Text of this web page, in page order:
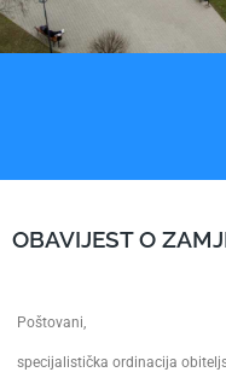
OBAVIJEST O
Poštovani,
specijalistička ordinacija